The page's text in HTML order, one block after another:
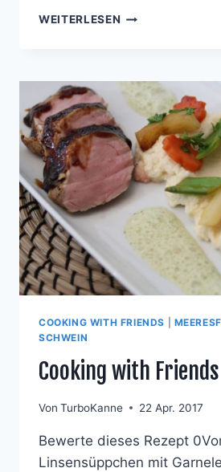
WEITERLESEN HÄHNCHENSPIESS
COOKING WITH FRIENDS
SCHWEIN
Cooking with
Von TurboKanne 22 Apr. 2017
Bewerte dieses Rezept
Linsensüppchen mit